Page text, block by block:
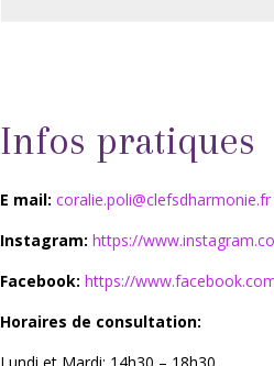
Infos pratiques
E mail: coralie.poli@clefsdharmonie.fr
Instagram: https://
Facebook: https://
Horaires de consultation: